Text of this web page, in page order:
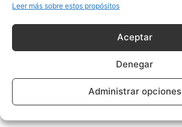
Leer más sobre estos propósitos
Aceptar
Denegar
Administrar opciones